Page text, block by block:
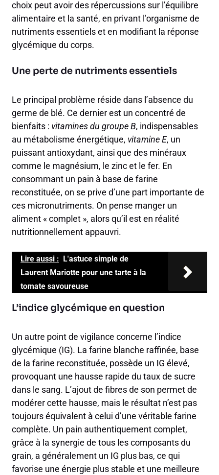
choix peut avoir des répercussions sur l’équilibre
alimentaire et la santé, en privant l’organisme de
nutriments essentiels et en modifiant la réponse
glycémique du corps.
Une perte de nutriments essentiels
Le principal problème réside dans l’absence du
germe de blé. Ce dernier est un concentré de
bienfaits : vitamines du groupe B, indispensables
au métabolisme énergétique, vitamine E, un
puissant antioxydant, ainsi que des minéraux
comme le magnésium, le zinc et le fer. En
consommant un pain à base de farine
reconstituée, on se prive d’une part importante de
ces micronutriments. On pense manger un
aliment « complet », alors qu’il est en réalité
nutritionnellement appauvri.
Lire aussi :
L'astuce simple de
Laurent Mariotte pour une tarte à la
tomate savoureuse
L’indice glycémique en question
Un autre point de vigilance concerne l’indice
glycémique (IG). La farine blanche raffinée, base
de la farine reconstituée, possède un IG élevé,
provoquant une hausse rapide du taux de sucre
dans le sang. L’ajout de fibres de son permet de
modérer cette hausse, mais le résultat n’est pas
toujours équivalent à celui d’une véritable farine
complète. Un pain authentiquement complet,
grâce à la synergie de tous les composants du
grain, a généralement un IG plus bas, ce qui
favorise une énergie plus stable et une meilleure